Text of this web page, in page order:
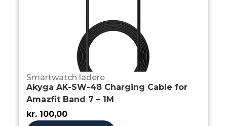
Smartwatch ladere
Akyga AK-SW-48 Charging Cable for
Amazfit Band 7 – 1M
kr. 100,00